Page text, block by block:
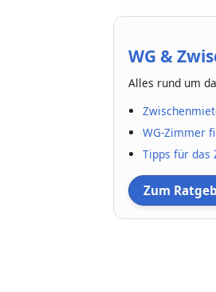
WG &
Alles rund um
WG-Zimmer
Tipps für das
Zum